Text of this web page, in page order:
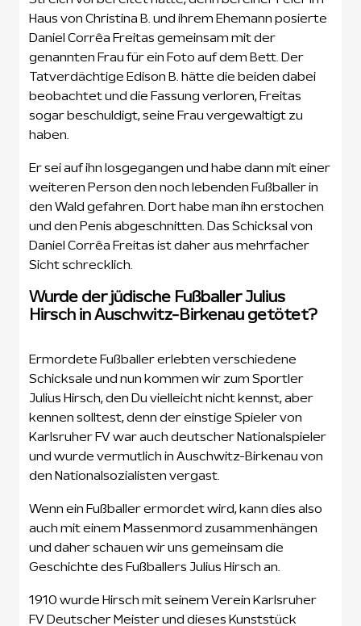
Haus von Christina B. und ihrem Ehemann posierte
Daniel Corrêa Freitas gemeinsam mit der
genannten Frau für ein Foto auf dem Bett. Der
Tatverdächtige Edison B. hätte die beiden dabei
beobachtet und die Fassung verloren, Freitas
sogar beschuldigt, seine Frau vergewaltigt zu
haben.
Er sei auf ihn losgegangen und habe dann mit einer
weiteren Person den noch lebenden Fußballer in
den Wald gefahren. Dort habe man ihn erstochen
und den Penis abgeschnitten. Das Schicksal von
Daniel Corrêa Freitas ist daher aus mehrfacher
Sicht schrecklich.
Wurde der jüdische Fußballer Julius
Hirsch in Auschwitz-Birkenau getötet?
Ermordete Fußballer erlebten verschiedene
Schicksale und nun kommen wir zum Sportler
Julius Hirsch, den Du vielleicht nicht kennst, aber
kennen solltest, denn der einstige Spieler von
Karlsruher FV war auch deutscher Nationalspieler
und wurde vermutlich in Auschwitz-Birkenau von
den Nationalsozialisten vergast.
Wenn ein Fußballer ermordet wird, kann dies also
auch mit einem Massenmord zusammenhängen
und daher schauen wir uns gemeinsam die
Geschichte des Fußballers Julius Hirsch an.
1910 wurde Hirsch mit seinem Verein Karlsruher
FV Deutscher Meister und dieses Kunststück